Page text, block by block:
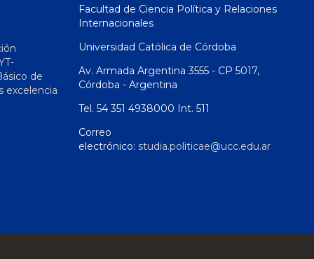
de
excelencia
Facultad de Ciencia Política y Relaciones
Internacionales
Universidad Católica de Córdoba
Av. Armada Argentina 3555 - CP 5017,
Córdoba - Argentina
Tel. 54 351 4938000 Int. 511
Correo
electrónico: studia.politicae@ucc.edu.ar